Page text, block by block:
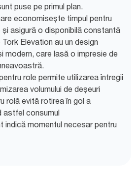
puse pe primul plan.
economisește timpul pentru
și asigură o disponibilă constantă
Elevation au un design
modern, care lasă o impresie de
role permite utilizarea întregii
volumului de deșeuri
rolă evită rotirea în gol a
astfel consumul
indică momentul necesar pentru